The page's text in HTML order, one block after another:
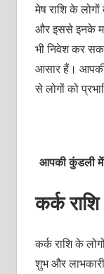
मेष राशि के
और इससे इनके
भी निवेश कर
आसार हैं। आपकी
से लोगों को
आपकी कुंडली में
कर्क राशि
कर्क राशि के
शुभ और